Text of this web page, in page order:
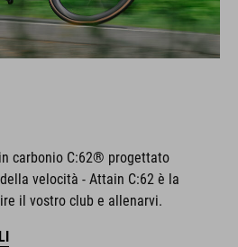
carbonio C:62® progettato
velocità - Attain C:62 è la
il vostro club e allenarvi.